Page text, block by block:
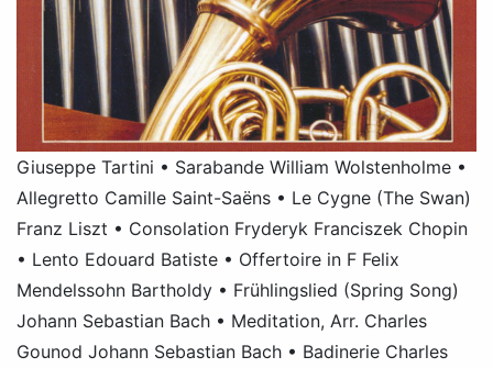
Giuseppe Tartini • Sarabande William Wolstenholme •
Allegretto Camille Saint-Saëns • Le Cygne (The Swan)
Franz Liszt • Consolation Fryderyk Franciszek Chopin
• Lento Edouard Batiste • Offertoire in F Felix
Mendelssohn Bartholdy • Frühlingslied (Spring Song)
Johann Sebastian Bach • Meditation, Arr. Charles
Gounod Johann Sebastian Bach • Badinerie Charles